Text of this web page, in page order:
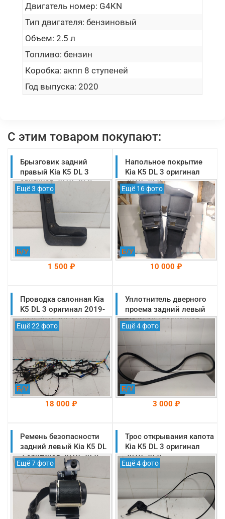
Двигатель номер: G4KN
Тип двигателя: бензиновый
Объем: 2.5 л
Топливо: бензин
Коробка: акпп 8 ступеней
Год выпуска: 2020
С этим товаром покупают:
Брызговик задний
правый Kia K5 DL 3
оригинал 2019-2025
(86842L2000)
Ещё 3 фото
Б/У
1 500 ₽
На складе: Раменское
-->
Напольное покрытие
Kia K5 DL 3 оригинал
2019-2025
(84260L2100WK)
Ещё 16 фото
Б/У
10 000 ₽
На складе: Раменское
-->
Проводка салонная Kia
K5 DL 3 оригинал 2019-
2025 (91520L2110)
Ещё 22 фото
Б/У
18 000 ₽
На складе: Раменское
-->
Уплотнитель дверного
проема задний левый
Kia K5 DL 3 оригинал
2019-2025
Ещё 4 фото
Б/У
3 000 ₽
На складе: Раменское
-->
Ремень безопасности
задний левый Kia K5 DL
3 оригинал 2019-2025
(89810L2100WK)
Ещё 7 фото
Трос открывания капота
Kia K5 DL 3 оригинал
2019-2025
(81190L2100)
Ещё 4 фото